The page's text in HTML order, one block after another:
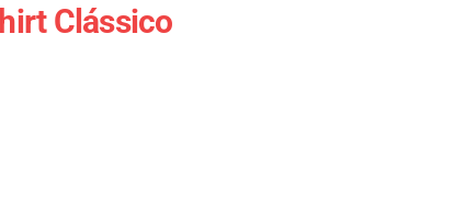
Clássico